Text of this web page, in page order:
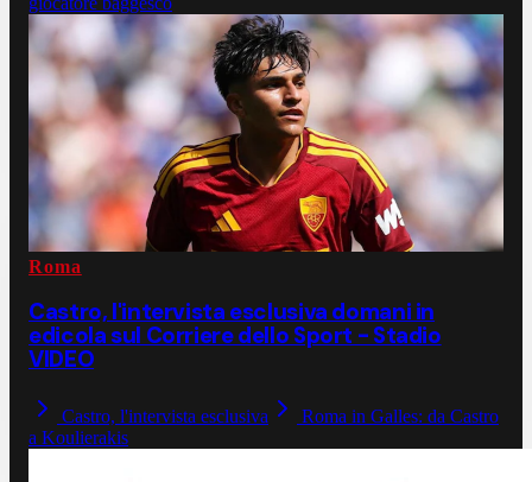
Roma
Castro, l'intervista esclusiva domani in
edicola sul Corriere dello Sport - Stadio
VIDEO
Castro, l'intervista esclusiva
Roma in Galles: da Castro
a Koulierakis